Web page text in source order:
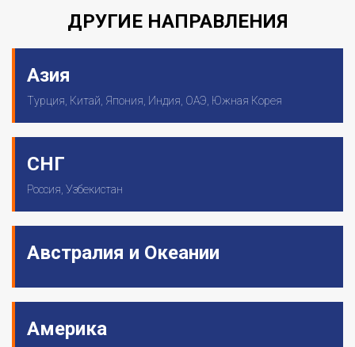
ДРУГИЕ НАПРАВЛЕНИЯ
Азия
Турция, Китай, Япония, Индия, ОАЭ, Южная Корея
СНГ
Россия, Узбекистан
Австралия и Океании
Америка